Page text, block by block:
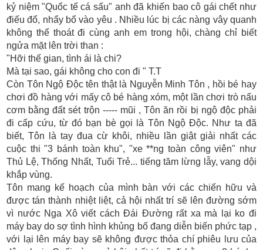
kỷ niệm "Quốc tế cá sấu" anh đã khiến bao cô gái chết như
điếu đổ, nhẩy bổ vào yêu . Nhiều lúc bị các nàng vây quanh
không thể thoát đi cùng anh em trong hội, chàng chỉ biết
ngửa mặt lên trời than :
"Hỡi thế gian, tình ái là chi?
Mà tại sao, gái không cho con đi " T.T
Còn Tôn Ngộ Độc tên thật là Nguyễn Minh Tôn , hồi bé hay
chơi đồ hàng với mấy cô bé hàng xóm, một lần chơi trò nấu
cơm bằng đất sét trộn ----- mũi , Tôn ăn rồi bị ngộ độc phải
đi cấp cứu, từ đó bạn bè gọi là Tôn Ngộ Độc. Như ta đã
biết, Tôn là tay đua cừ khôi, nhiều lần giật giải nhất các
cuộc thi "3 bánh toàn khu", "xe **ng toàn công viên" như
Thủ Lệ, Thống Nhất, Tuổi Trẻ... tiếng tăm lừng lẫy, vang dội
khắp vùng.
Tôn mang kế hoạch của mình bàn với các chiến hữu và
được tán thành nhiệt liệt, cả hội nhất trí sẽ lên đường sớm
vì nước Nga Xô viết cách Đái Đường rất xa mà lại ko đi
máy bay do sợ tình hình khủng bố đang diễn biến phức tạp ,
với lại lên máy bay sẽ không được thỏa chí phiêu lưu của